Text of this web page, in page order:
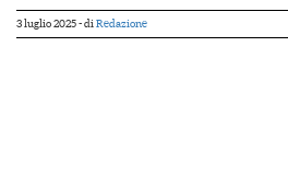
3 luglio 2025- di Redazione